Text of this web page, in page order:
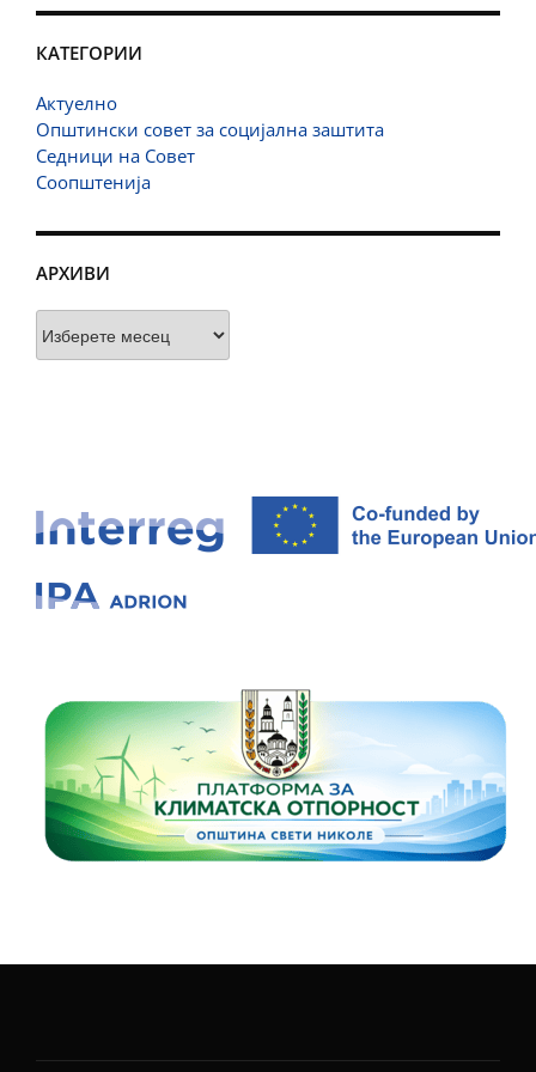
КАТЕГОРИИ
Актуелно
Општински совет за социјална заштита
Седници на Совет
Соопштенија
АРХИВИ